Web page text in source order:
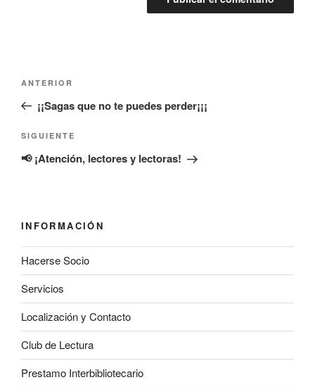
entradas
Entrada
anterior:
ANTERIOR
¡¡Sagas que no te puedes perder¡¡¡
Siguiente
entrada
SIGUIENTE
📢 ¡Atención, lectores y lectoras!
INFORMACIÓN
Hacerse Socio
Servicios
Localización y Contacto
Club de Lectura
Prestamo Interbibliotecario